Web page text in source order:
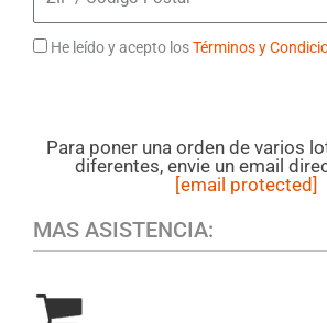
Código
Términos
He leído y acepto losTérminos y
Para poner una orden de varios
diferentes, envie un email
[email protected]
MAS ASISTENCIA: